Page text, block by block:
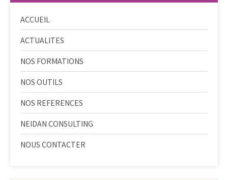
ACCUEIL
ACTUALITES
NOS FORMATIONS
NOS OUTILS
NOS REFERENCES
NEIDAN CONSULTING
NOUS CONTACTER